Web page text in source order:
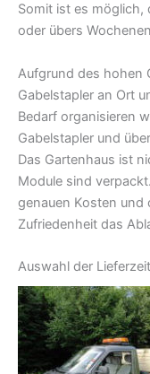
Somit ist es möglich,
oder übers
Aufgrund des hohen
Gabelstapler an Ort
Bedarf organisieren
Gabelstapler und
Das Gartenhaus ist
Module sind
genauen Kosten und
Zufriedenheit das
Auswahl der Lieferzeit